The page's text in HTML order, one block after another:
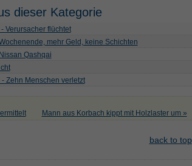
dieser Kategorie
Verursacher flüchtet
mehr Geld, keine Schichten
Qashqai
Zehn Menschen verletzt
Mann aus Korbach kippt mit Holzlaster um »
back to top